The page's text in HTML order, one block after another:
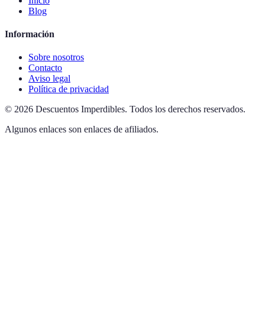
Blog
Información
Sobre nosotros
Contacto
Aviso legal
Política de privacidad
© 2026 Descuentos Imperdibles. Todos los derechos reservados.
Algunos enlaces son enlaces de afiliados.